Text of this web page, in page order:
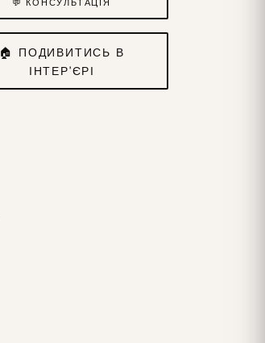
🏠 ПОДИВИТИСЬ В
ІНТЕР'ЄРІ